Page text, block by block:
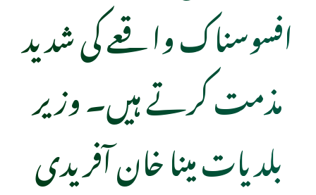
افسوسناک واقعے کی شدید
مذمت کرتے ہیں۔ وزیر
بلدیات مینا خان آفریدی